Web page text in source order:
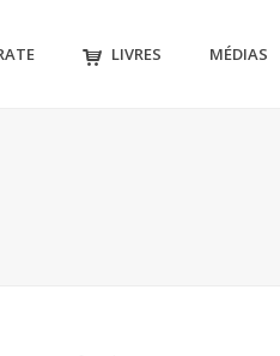
MÉDIAS
LIVRES